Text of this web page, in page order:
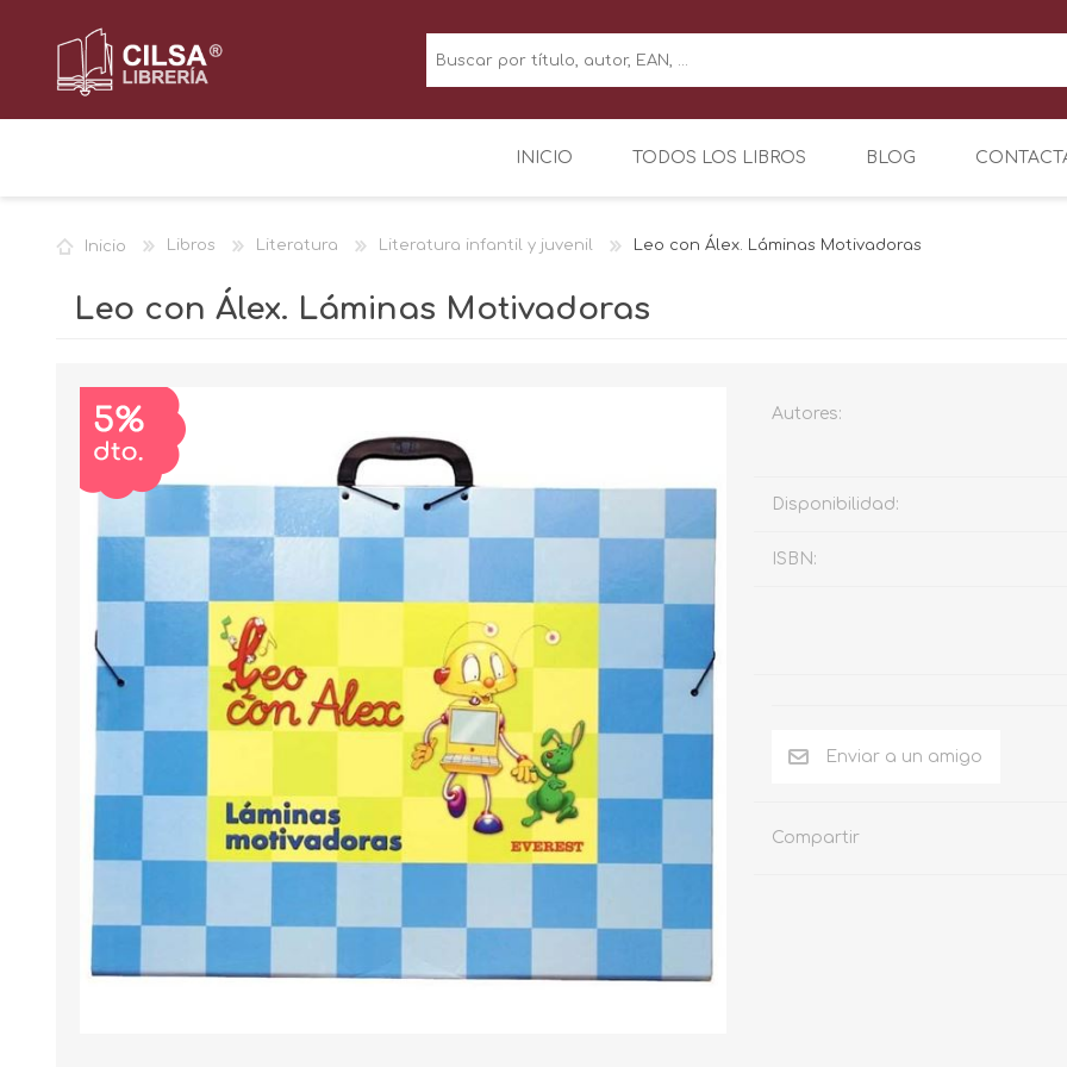
INICIO TODOS LOS LIBROS BLOG
Inicio Libros Literatura Literatura infantil y juvenil Leo con Álex. Láminas Motivadoras
Leo con Álex. Láminas Motivadoras
Autores:
Disponibilidad:
ISBN:
Compartir